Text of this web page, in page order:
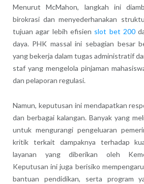
Menurut McMahon, langkah ini
birokrasi dan menyederhanakan
tujuan agar lebih efisien slot bet 200
daya. PHK massal ini sebagian besar
yang bekerja dalam tugas administratif
staf yang mengelola pinjaman
dan pelaporan regulasi.
Namun, keputusan ini mendapatkan
dan berbagai kalangan. Banyak yang
untuk mengurangi pengeluaran
kritik terkait dampaknya terhadap
layanan yang diberikan oleh
Keputusan ini juga berisiko
bantuan pendidikan, serta program